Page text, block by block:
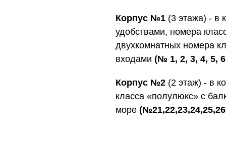
Корпус №1 (3 этажа) - в
удобствами, номера
двухкомнатных номера
входами (№ 1, 2, 3, 4, 5,
Корпус №2 (2 этаж) - в
класса «полулюкс» с
море